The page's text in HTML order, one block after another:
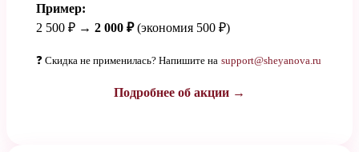
Пример:
2 500 ₽ → 2 000 ₽(экономия 500 ₽)
❓ Скидка не применилась? Напишите на support@sheyanova.ru
Подробнее об акции →